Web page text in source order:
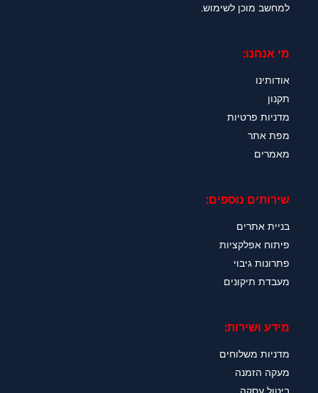
למחשב מוכן לשימוש.
מי אנחנו:
אודותינו
תקנון
מדניות פרטיות
מפת אתר
מאמרים
שירותים נוספים:
בניית אתרים
פיתוח אפלקציות
פתרונות גיבוי
מעבדת תיקונים
מידע ושירות:
מדניות משלוחים
מעקה הזמנה